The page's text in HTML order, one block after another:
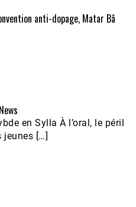
anti-dopage, Matar Bâ
en Sylla À l’oral, le péril
jeunes […]